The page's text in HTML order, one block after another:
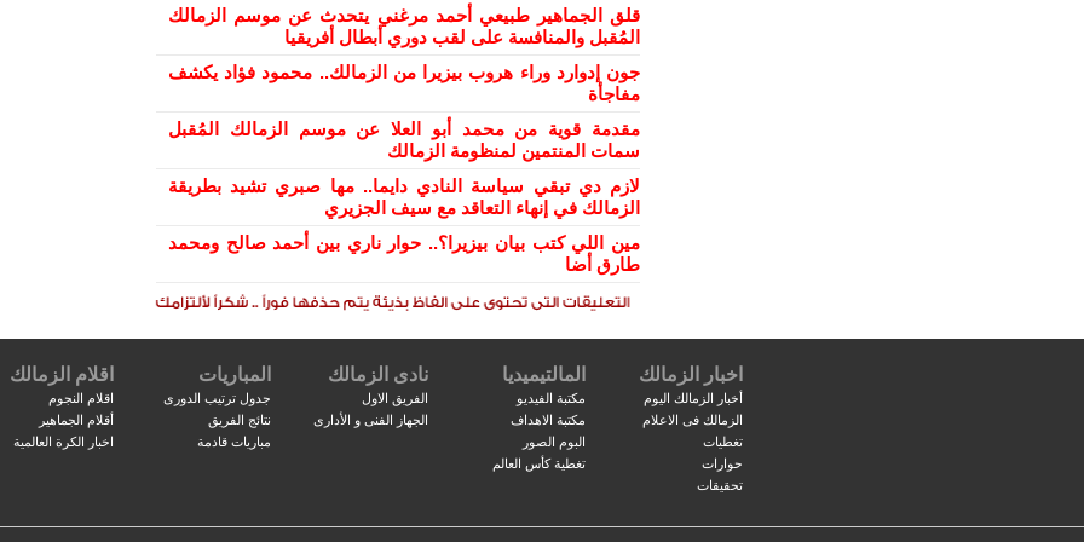
قلق الجماهير طبيعي أحمد مرغني يتحدث عن موسم الزمالك
المُقبل والمنافسة على لقب دوري أبطال أفريقيا
جون إدوارد وراء هروب بيزيرا من الزمالك.. محمود فؤاد يكشف
مفاجأة
مقدمة قوية من محمد أبو العلا عن موسم الزمالك المُقبل
سمات المنتمين لمنظومة الزمالك
لازم دي تبقي سياسة النادي دايما.. مها صبري تشيد بطريقة
الزمالك في إنهاء التعاقد مع سيف الجزيري
مين اللي كتب بيان بيزيرا؟.. حوار ناري بين أحمد صالح ومحمد
طارق أضا
اخبار الزمالك
أخبار الزمالك اليوم
الزمالك فى الاعلام
تغطيات
حوارات
تحقيقات
المالتيميديا
مكتبة الفيديو
مكتبة الاهداف
البوم الصور
تغطية كأس العالم
نادى الزمالك
الفريق الاول
الجهاز الفنى و الأدارى
المباريات
جدول ترتيب الدورى
نتائج الفريق
مباريات قادمة
اقلام الزمالك
اقلام النجوم
أقلام الجماهير
اخبار الكرة العالمية